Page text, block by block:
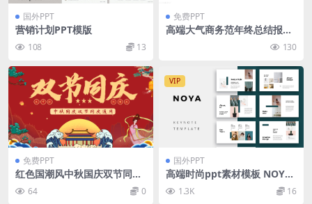
国外PPT
营销计划PPT模版
108 13
免费PPT
高端大气商务范年终总结报告
130
免费PPT
红色国潮风中秋国庆双节同庆
PPT模板
64 0
VIP
国外PPT
高端时尚ppt素材模板 NOYA
– Keynote Template
1.3K 16